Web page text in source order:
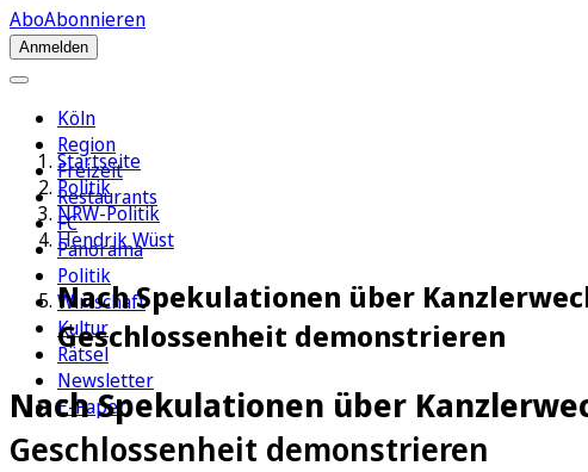
AboAbonnieren
Anmelden
Köln
Region
Freizeit
Restaurants
FC
Panorama
Politik
Wirtschaft
Kultur
Rätsel
Newsletter
E-Paper
Startseite
Politik
NRW-Politik
Hendrik Wüst
Nach Spekulationen über
Geschlossenheit demonstrieren
Nach Spekulationen über
Geschlossenheit demonstrieren